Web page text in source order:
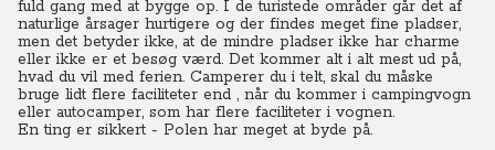
fuld gang med at bygge op. I de turistede områder går det af
naturlige årsager hurtigere og der findes meget fine pladser,
men det betyder ikke, at de mindre pladser ikke har charme
eller ikke er et besøg værd. Det kommer alt i alt mest ud på,
hvad du vil med ferien. Camperer du i telt, skal du måske
bruge lidt flere faciliteter end , når du kommer i campingvogn
eller autocamper, som har flere faciliteter i vognen.
En ting er sikkert - Polen har meget at byde på.